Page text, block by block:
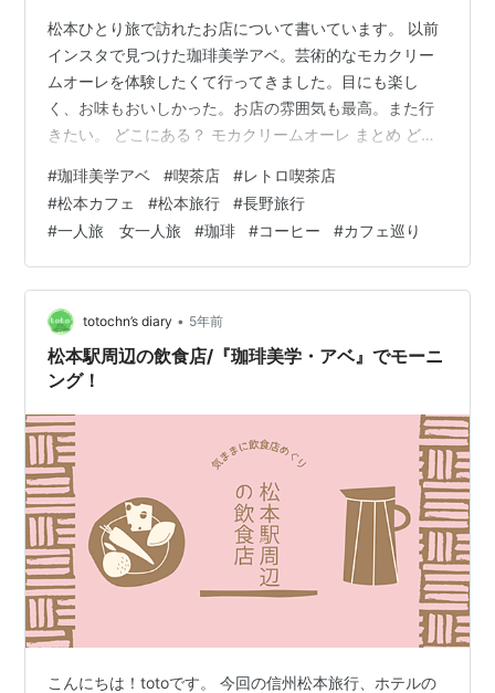
松本ひとり旅で訪れたお店について書いています。 以前
インスタで見つけた珈琲美学アベ。芸術的なモカクリー
ムオーレを体験したくて行ってきました。目にも楽し
く、お味もおいしかった。お店の雰囲気も最高。また行
きたい。 どこにある？ モカクリームオーレ まとめ どこ
くらいかな。 駅前によくありそうな、昔ながらの喫茶店
という店構え。 店名のフォントがたまらない。 店内はL
字型になっていて、ゆったりできるし、なんともエキゾ
チックな雰囲気でとてもいい。 珈琲美学 アベ （ABE） -
松本/喫茶店 | 食べログ モカクリームオーレ もう注文す
るものは決めて…
#珈琲美学アベ #喫茶店 #レトロ喫茶店
#松本カフェ #松本旅行 #長野旅行
#一人旅 女一人旅 #珈琲 #コーヒー #カフェ巡り
totochn’s diary • 5年前
松本駅周辺の飲食店/『珈琲美学・アベ』でモーニ
ング！
こんにちは！totoです。 今回の信州松本旅行、ホテルの